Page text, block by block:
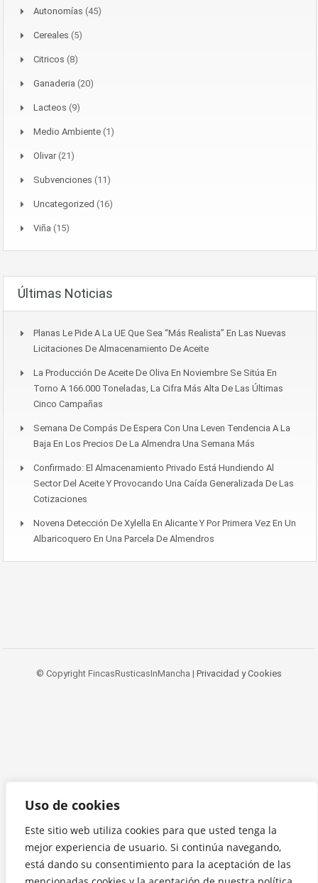
Uso de cookies
Este sitio web utiliza cookies para que usted tenga la
mejor experiencia de usuario. Si continúa navegando,
está dando su consentimiento para la aceptación de las
Autonomías (45)
Cereales (5)
Citricos (8)
Ganaderia (20)
Lacteos (9)
Medio Ambiente (1)
Olivar(21)
Subvenciones (11)
Uncategorized (16)
Viña (15)
Últimas Noticias
Planas Le Pide A La UE Que Sea “más Realista” En Las Nuevas
Licitaciones De Almacenamiento De Aceite
La Producción De Aceite De Oliva En Noviembre Se Sitúa En
Torno A 166.000 Toneladas, La Cifra Más Alta De Las Últimas
Cinco Campañas
Semana De Compás De Espera Con Una Leven Tendencia A La
Baja En Los Precios De La Almendra Una Semana Más
Confirmado: El Almacenamiento Privado Está Hundiendo Al
Sector Del Aceite Y Provocando Una Caída Generalizada De Las
Cotizaciones
Novena Detección De Xylella En Alicante Y Por Primera Vez En Un
Albaricoquero En Una Parcela De Almendros
© Copyright FincasRusticasInMancha | Privacidad y Cookies